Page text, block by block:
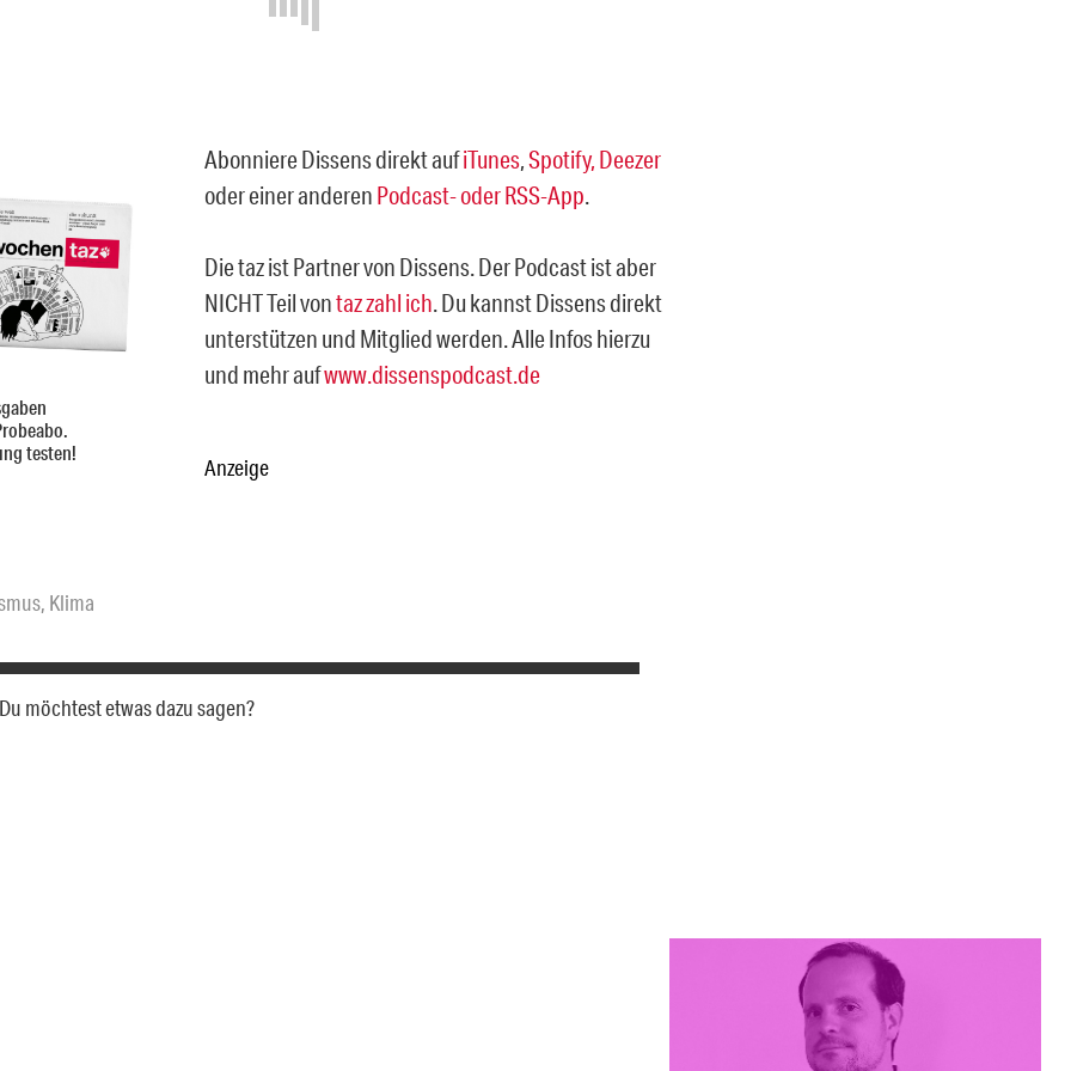
testen!
Abonniere Dissens direkt aufiTunes,Spotify, Deezer
oder einer anderen Podcast- oder RSS-App.
Die taz ist Partner von Dissens. Der Podcast ist aber
NICHT Teil vontaz zahl ich. Du kannst Dissens direkt
unterstützen und Mitglied werden. Alle Infos hierzu
und mehr aufwww.dissenspodcast.de
Anzeige
, Klima
möchtest etwas dazu sagen?